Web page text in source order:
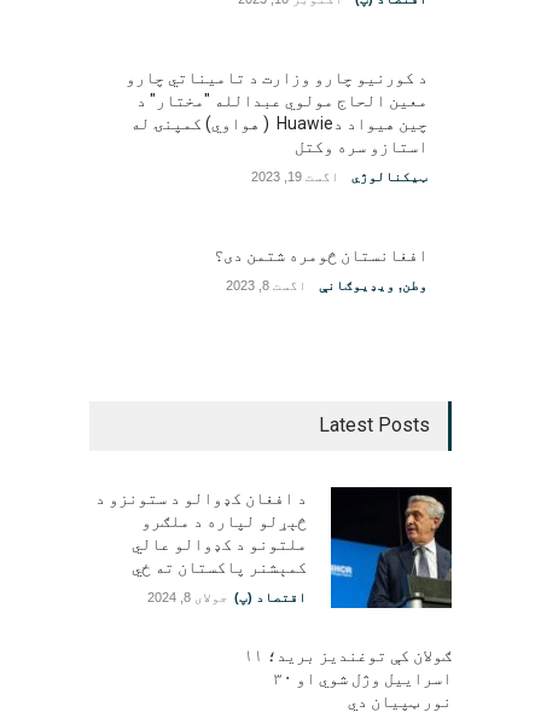
د کورنیو چارو وزارت د تامیناتي چارو
معین الحاج مولوي عبدالله "مختار" د
چین هیواد دHuawie ( هواوي) کمپنۍ له
استازو سره وکتل
ټیکنالوژي اگست 19, 2023
افغانستان څومره شتمن دی؟
وطن, ویډیوګانې اگست 8, 2023
Latest Posts
د افغان کډوالو د ستونزو د
څېړلو لپاره د ملګرو
ملتونو د کډوالو عالي
کمېشنر پاکستان ته ځي
اقتصاد (پ) جولای 8, 2024
ګولان کې توغندیز برید؛ ۱۱
اسراییل وژل شوي او ۳۰
نور ټپيان دي